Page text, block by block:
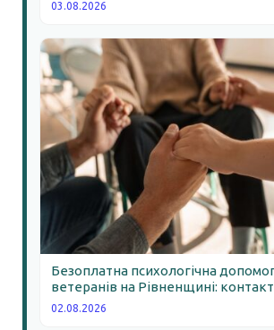
03.08.2026
Безоплатна психологічна
ветеранів на Рівненщині:
02.08.2026